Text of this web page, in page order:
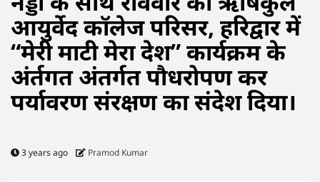
आयुर्वेद कॉलेज परिसर, हरिद्वार में
“मेरी माटी मेरा देश” कार्यक्रम के
अंर्तगत अंतर्गत पौधरोपण कर
पर्यावरण संरक्षण का संदेश दिया।
3 years ago Pramod Kumar